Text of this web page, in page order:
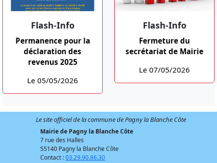
Flash-Info
Permanence pour la
déclaration des
revenus 2025
Le 05/05/2026
Flash-Info
Fermeture du
secrétariat de Mairie
Le 07/05/2026
Le site officiel de la commune de Pagny la Blanche Côte
Mairie de Pagny la Blanche Côte
7 rue des Halles
55140 Pagny la Blanche Côte
Contact :03.29.90.86.30